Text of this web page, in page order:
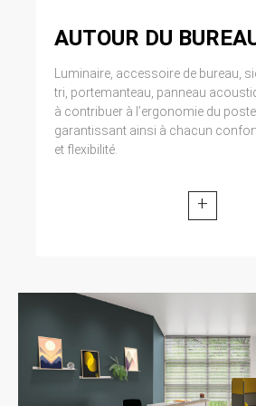
AUTOUR DU
Luminaire, accessoire de bureau,
tri, portemanteau, panneau
à contribuer à l’ergonomie du poste
garantissant ainsi à chacun
et flexibilité.
+